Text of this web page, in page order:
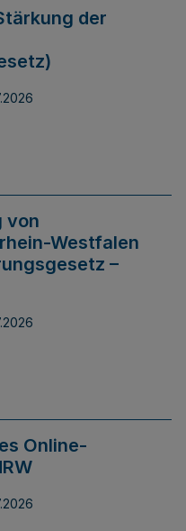
der
von
Westfalen
–
Online-